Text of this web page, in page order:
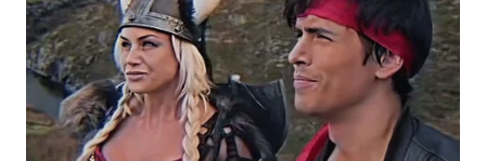
WN
TANJUNG
LESUNG
WN